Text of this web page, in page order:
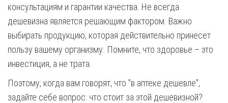
консультациям и гарантии качества. Не всегда
дешевизна является решающим фактором. Важно
выбирать продукцию, которая действительно принесет
пользу вашему организму. Помните, что здоровье – это
инвестиция, а не трата.
Поэтому, когда вам говорят, что "в аптеке дешевле",
задайте себе вопрос: что стоит за этой дешевизной?